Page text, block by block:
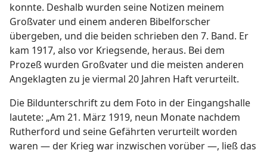
konnte. Deshalb wurden seine Notizen meinem
Großvater und einem anderen Bibelforscher
übergeben, und die beiden schrieben den 7. Band. Er
kam 1917, also vor Kriegsende, heraus. Bei dem
Prozeß wurden Großvater und die meisten anderen
Angeklagten zu je viermal 20 Jahren Haft verurteilt.
Die Bildunterschrift zu dem Foto in der Eingangshalle
lautete: „Am 21. März 1919, neun Monate nachdem
Rutherford und seine Gefährten verurteilt worden
waren — der Krieg war inzwischen vorüber —, ließ das